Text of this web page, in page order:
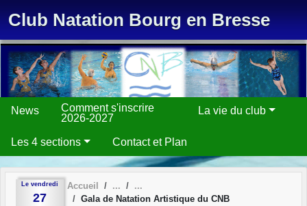
Club Natation Bourg en Bresse
News
Comment s'inscrire
2026-2027
La vie du club
Les 4 sections Contact et Plan
Le vendredi
27
Accueil
Gala de Natation Artistique du CNB